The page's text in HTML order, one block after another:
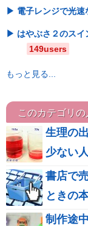
電子レンジで光
はやぶさ２のス
149users
もっと見る...
このカテゴリ
生理の
少ない
書店で
ときの
制作途